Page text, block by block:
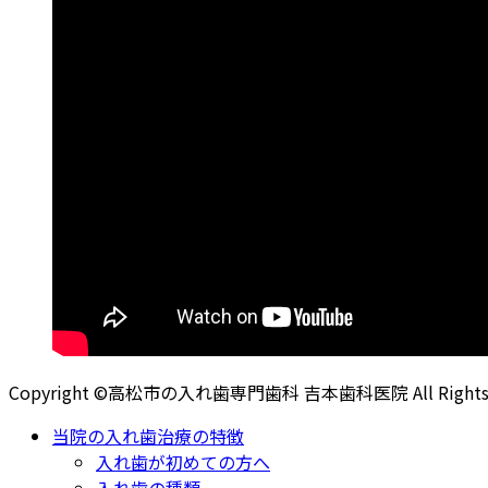
Copyright ©高松市の入れ歯専門歯科 吉本歯科医院 All
当院の入れ歯治療の特徴
入れ歯が初めての方へ